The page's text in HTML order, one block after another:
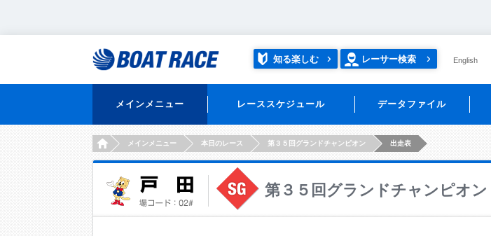
知る楽しむ レーサー検索 English
メインメニュー レーススケジュール データファイル
HOMEメインメニュー 本日のレース 第３５回グランドチャンピオン 出走表
第３５回グランドチャンピオン